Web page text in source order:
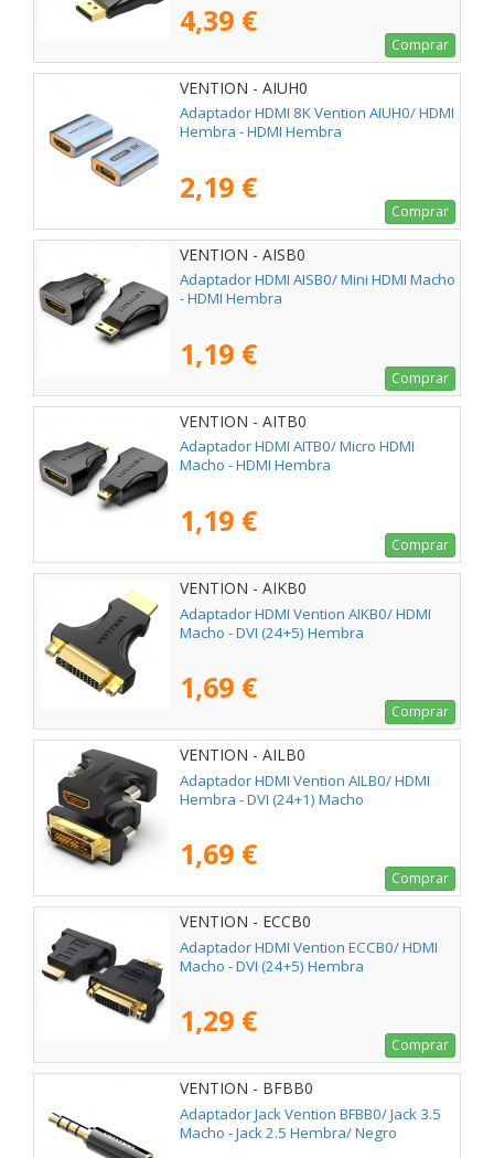
4,39 €
Comprar
VENTION - AIUH0
Adaptador HDMI 8K Vention AIUH0/ HDMI
Hembra - HDMI Hembra
2,19 €
Comprar
VENTION - AISB0
Adaptador HDMI AISB0/ Mini HDMI Macho
- HDMI Hembra
1,19 €
Comprar
VENTION - AITB0
Adaptador HDMI AITB0/ Micro HDMI
Macho - HDMI Hembra
1,19 €
Comprar
VENTION - AIKB0
Adaptador HDMI Vention AIKB0/ HDMI
Macho - DVI (24+5) Hembra
1,69 €
Comprar
VENTION - AILB0
Adaptador HDMI Vention AILB0/ HDMI
Hembra - DVI (24+1) Macho
1,69 €
Comprar
VENTION - ECCB0
Adaptador HDMI Vention ECCB0/ HDMI
Macho - DVI (24+5) Hembra
1,29 €
Comprar
VENTION - BFBB0
Adaptador Jack Vention BFBB0/ Jack 3.5
Macho - Jack 2.5 Hembra/ Negro